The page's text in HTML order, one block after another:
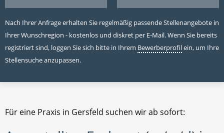
Nach Ihrer Anfrage erhalten Sie regelmäßig passende Stellenangebote in
Ihrer Wunschregion - kostenlos und diskret per E-Mail. Wenn Sie bereits
registriert sind, loggen Sie sich bitte in Ihrem Bewerberprofilein, um Ihre
Stellensuche anzupassen.
Für eine Praxis in Gersfeld suchen wir ab sofort: